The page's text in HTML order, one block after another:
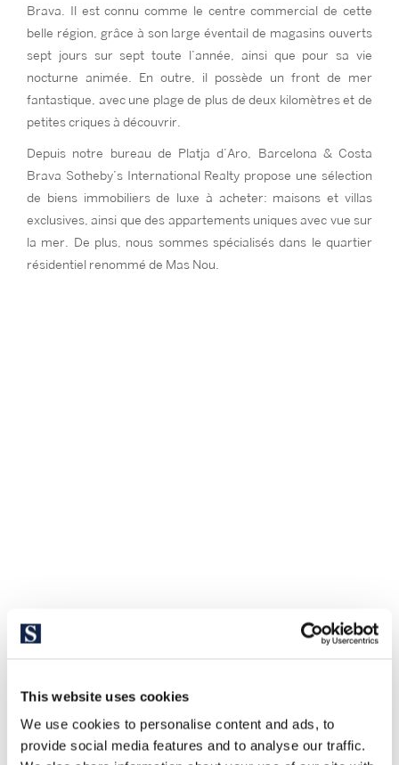
This website uses cookies
We use cookies to personalise content and ads, to
provide social media features and to analyse our traffic.
Brava. Il est connu comme le centre commercial de cette
belle région, grâce à son large éventail de magasins ouverts
sept jours sur sept toute l’année, ainsi que pour sa vie
nocturne animée. En outre, il possède un front de mer
fantastique, avec une plage de plus de deux kilomètres et de
petites criques à découvrir.
Depuis notre bureau de Platja d’Aro, Barcelona & Costa
Brava Sotheby’s International Realty propose une sélection
de biens immobiliers de luxe à acheter: maisons et villas
exclusives, ainsi que des appartements uniques avec vue sur
la mer. De plus, nous sommes spécialisés dans le quartier
résidentiel renommé de Mas Nou.